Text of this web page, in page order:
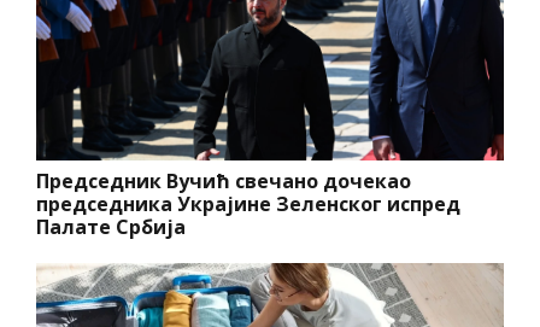
Председник Вучић свечано дочекао
председника Украјине Зеленског испред
Палате Србија